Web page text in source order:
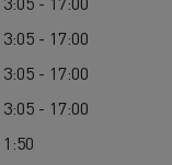
- 17:00
- 17:00
- 17:00